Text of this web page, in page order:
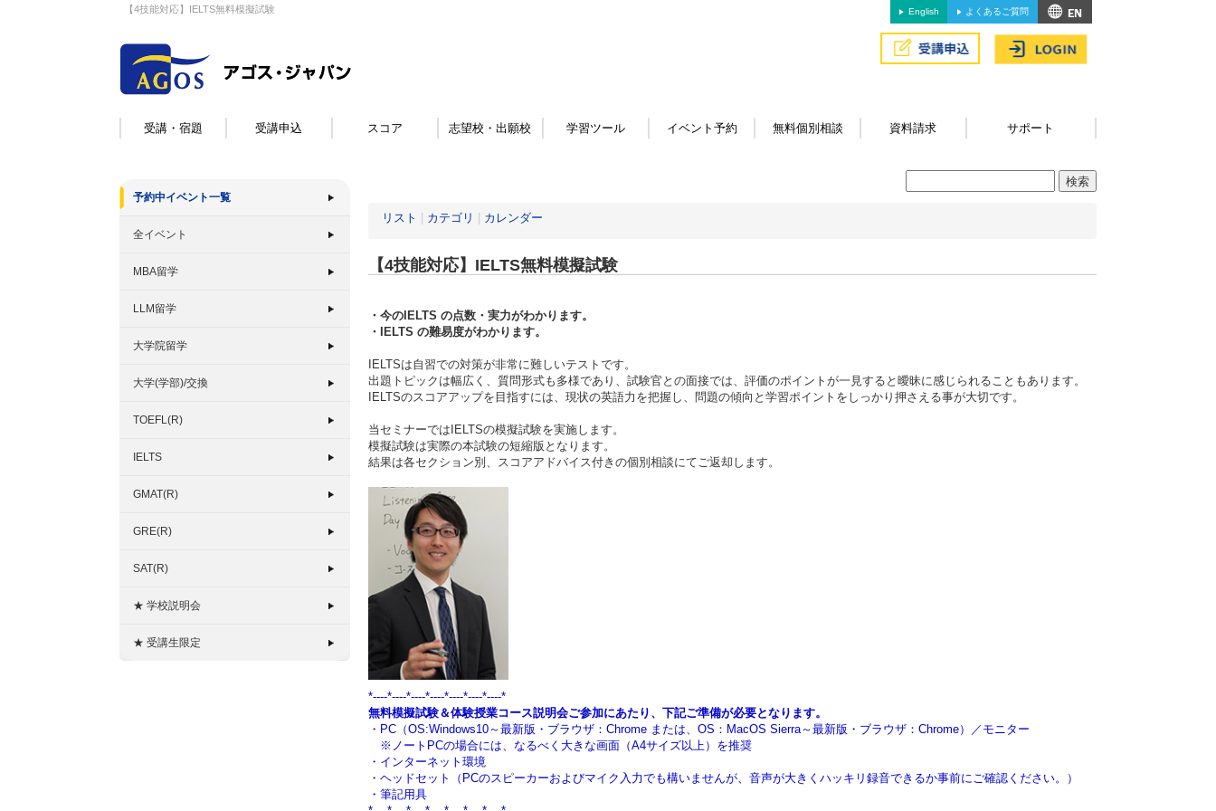
【4技能対応】IELTS無料模擬試験 English よくあるご質問
受講・宿題 受講申込 スコア 志望校・出願校 学習ツール イベント予約 無料個別相談 資料請求 サポート
予約中イベント一覧
全イベント
MBA留学
LLM留学
大学院留学
大学(学部)/交換
TOEFL(R)
IELTS
GMAT(R)
GRE(R)
SAT(R)
★ 学校説明会
★ 受講生限定
リスト カテゴリ カレンダー
【4技能対応】IELTS無料模擬試験
・今のIELTS の点数・実力がわかります。
・IELTS の難易度がわかります。
IELTSは自習での対策が非常に難しいテストです。
出題トピックは幅広く、質問形式も多様であり、試験官との面接では、評価のポイントが一見すると曖昧に感じられることもあります。
IELTSのスコアアップを目指すには、現状の英語力を把握し、問題の傾向と学習ポイントをしっかり押さえる事が大切です。
当セミナーではIELTSの模擬試験を実施します。
模擬試験は実際の本試験の短縮版となります。
結果は各セクション別、スコアアドバイス付きの個別相談にてご返却します。
*----*----*----*----*----*----*----*
無料模擬試験＆体験授業コース説明会ご参加にあたり、下記ご準備が必要となります。
・PC（OS:Windows10～最新版・ブラウザ：Chrome または、OS：MacOS Sierra～最新版・ブラウザ：Chrome）／モニター
※ノートPCの場合には、なるべく大きな画面（A4サイズ以上）を推奨
・インターネット環境
・ヘッドセット（PCのスピーカーおよびマイク入力でも構いませんが、音声が大きくハッキリ録音できるか事前にご確認ください。）
・筆記用具